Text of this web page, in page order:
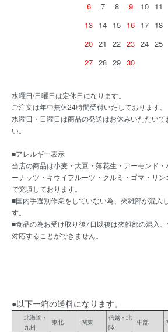
6
7 8 9 10 11
13 14 15 16 17 18
20 21 22 23 24 25
27 28 29 30
水曜日/日曜日は定休日になります。
ご注文は年中無休24時間受付いたしております。
水曜日・日曜日は商品の発送はお休みいただい
い。
■アレルギー表示
当店の商品は小麦・大豆・落花生・アーモンド
ーナッツ・キウイフルーツ・クルミ・ゴマ・リ
で充填しております。
■国内手選別作業をしていない為、夾雑部が混入
す。
■食品の為お受け取り後7日以後は夾雑部の混入
対応することができません。
●以下一箱の送料になります。
北海道・
九州
東北 関東
信越・北
陸
中部